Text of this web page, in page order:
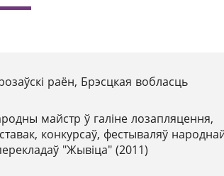
раён, Брэсцкая вобласць
майстр ў галіне лозапляцення,
конкурсаў, фестываляў
"Жывіца" (2011)